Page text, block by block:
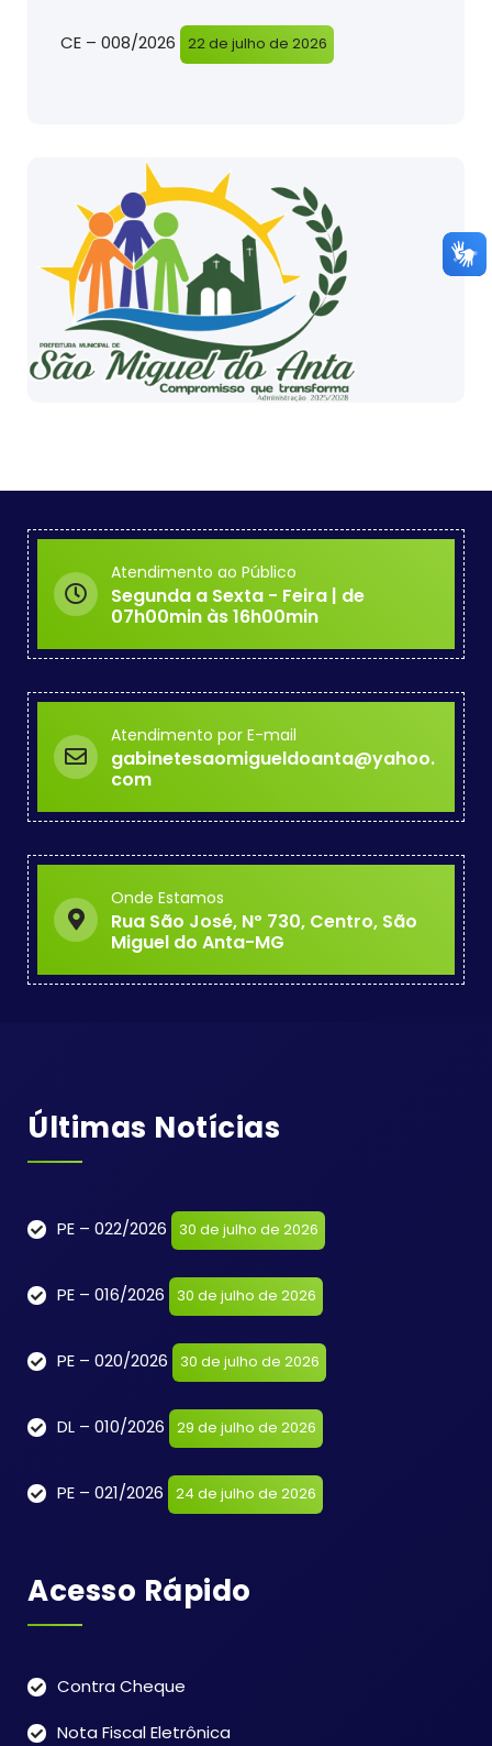
CE – 008/2026 22 de julho de 2026
Atendimento ao Público
Segunda a Sexta - Feira | de
07h00min às 16h00min
Atendimento por E-mail
gabinetesaomigueldoanta@yahoo.
com
Onde Estamos
Rua São José, Nº 730, Centro, São
Miguel do Anta-MG
Últimas Notícias
PE – 022/2026 30 de julho de 2026
PE – 016/2026 30 de julho de 2026
PE – 020/2026 30 de julho de 2026
DL – 010/2026 29 de julho de 2026
PE – 021/2026 24 de julho de 2026
Acesso Rápido
Contra Cheque
Nota Fiscal Eletrônica